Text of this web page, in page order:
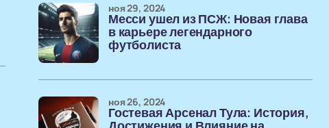
Месси ушел из ПСЖ: Новая глава
в карьере легендарного
футболиста
ноя 29, 2024
Гостевая Арсенал Тула: История,
ноя 26, 2024